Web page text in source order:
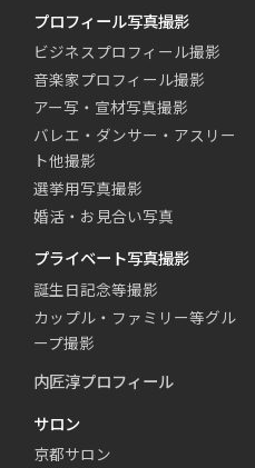
プロフィール写真撮影
ビジネスプロフィール撮影
音楽家プロフィール撮影
アー写・宣材写真撮影
バレエ・ダンサー・アスリー
ト他撮影
選挙用写真撮影
婚活・お見合い写真
プライベート写真撮影
誕生日記念等撮影
カップル・ファミリー等グル
ープ撮影
内匠淳プロフィール
サロン
京都サロン